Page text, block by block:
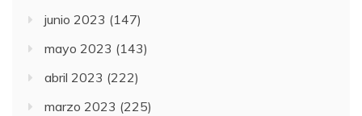
junio 2023 (147)
mayo 2023 (143)
abril 2023 (222)
marzo 2023 (225)